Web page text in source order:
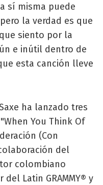
sí misma puede
la verdad es que
siento por la
e inútil dentro de
esta canción lleve
ha lanzado tres
You Think Of
(Con
del
colombiano
Latin GRAMMY® y